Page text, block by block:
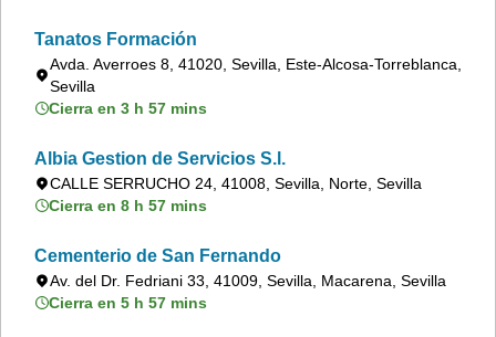
Tanatos Formación
Avda. Averroes 8, 41020, Sevilla, Este-Alcosa-Torreblanca,
Sevilla
Cierra en 3 h 57 mins
Albia Gestion de Servicios S.l.
CALLE SERRUCHO 24, 41008, Sevilla, Norte, Sevilla
Cierra en 8 h 57 mins
Cementerio de San Fernando
Av. del Dr. Fedriani 33, 41009, Sevilla, Macarena, Sevilla
Cierra en 5 h 57 mins